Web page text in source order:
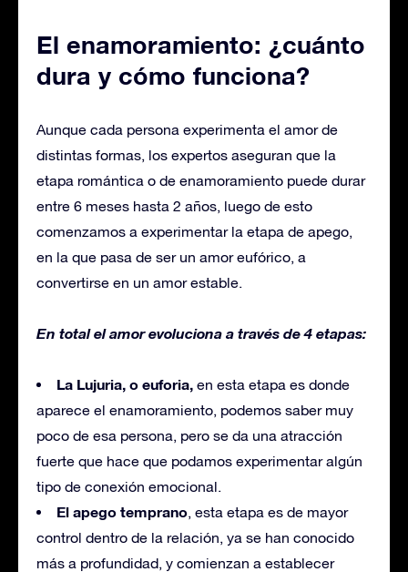
El enamoramiento: ¿cuánto
dura y cómo funciona?
Aunque cada persona experimenta el amor de
distintas formas, los expertos aseguran que la
etapa romántica o de enamoramiento puede durar
entre 6 meses hasta 2 años, luego de esto
comenzamos a experimentar la etapa de apego,
en la que pasa de ser un amor eufórico, a
convertirse en un amor estable.
En total el amor evoluciona a través de 4 etapas:
La Lujuria, o euforia, en esta etapa es donde
aparece el enamoramiento, podemos saber muy
poco de esa persona, pero se da una atracción
fuerte que hace que podamos experimentar algún
tipo de conexión emocional.
El apego temprano, esta etapa es de mayor
control dentro de la relación, ya se han conocido
más a profundidad, y comienzan a establecer